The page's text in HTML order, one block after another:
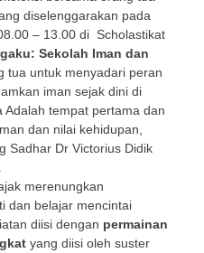
diselenggarakan pada
– 13.00 di Scholastikat
Sekolah Iman dan
tua untuk menyadari peran
iman sejak dini di
tempat pertama dan
dan nilai kehidupan,
Sadhar Dr Victorius Didik
merenungkan
dan belajar mencintai
diisi dengan permainan
yang diisi oleh suster